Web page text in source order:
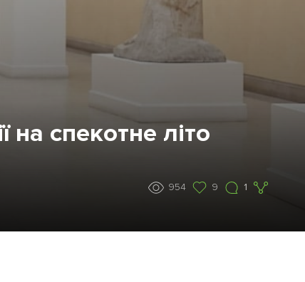
на спекотне літо
954 9 1